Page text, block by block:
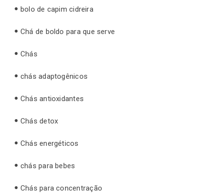
bolo de capim cidreira
Chá de boldo para que serve
Chás
chás adaptogênicos
Chás antioxidantes
Chás detox
Chás energéticos
chás para bebes
Chás para concentração